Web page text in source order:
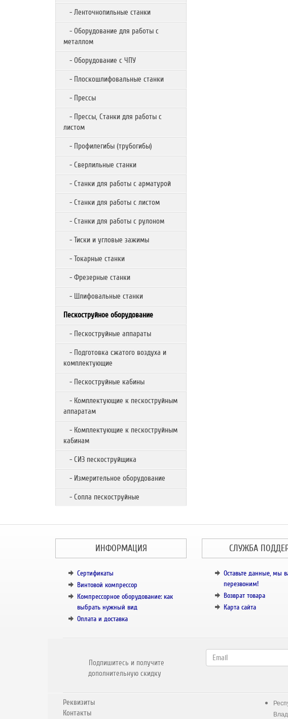
- Ленточнопильные станки
- Оборудование для работы с
металлом
- Оборудование с ЧПУ
- Плоскошлифовальные станки
- Прессы
- Прессы, Станки для работы с
листом
- Профилегибы (трубогибы)
- Сверлильные станки
- Станки для работы с арматурой
- Станки для работы с листом
- Станки для работы с рулоном
- Тиски и угловые зажимы
- Токарные станки
- Фрезерные станки
- Шлифовальные станки
Пескоструйное оборудование
- Пескоструйные аппараты
- Подготовка сжатого воздуха и
комплектующие
- Пескоструйные кабины
- Комплектующие к пескоструйным
аппаратам
- Комплектующие к пескоструйным
кабинам
- СИЗ пескоструйщика
- Измерительное оборудование
- Сопла пескоструйные
ИНФОРМАЦИЯ
Сертификаты
Винтовой компрессор
Компрессорное оборудование: как
выбрать нужный вид
Оплата и доставка
СЛУЖБА
Оставьте данные, мы
перезвоним!
Возврат товара
Карта сайта
Подпишитесь и получите
дополнительную скидку
Реквизиты
Контакты